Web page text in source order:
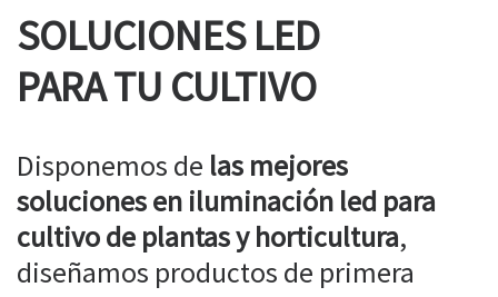
SOLUCIONES LED
PARA TU CULTIVO
Disponemos de las mejores
soluciones en iluminación led para
cultivo de plantas y horticultura,
diseñamos productos de primera